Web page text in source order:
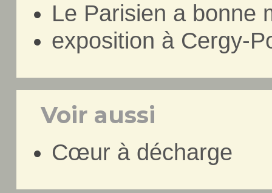
Le Parisien a bonne
exposition à Cergy-
Voir aussi
Cœur à décharge